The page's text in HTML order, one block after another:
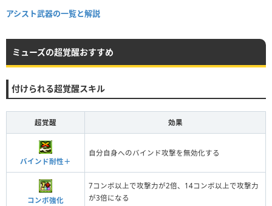
アシスト武器の一覧と解説
ミューズの超覚醒おすすめ
付けられる超覚醒スキル
超覚醒 効果
バインド耐性＋
自分自身へのバインド攻撃を無効化する
コンボ強化
7コンボ以上で攻撃力が2倍、14コンボ以上で攻撃力
が3倍になる